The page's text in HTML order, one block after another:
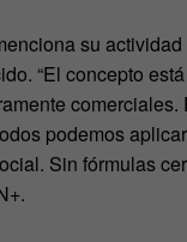
su
“El concepto
podemos
Sin fórmulas